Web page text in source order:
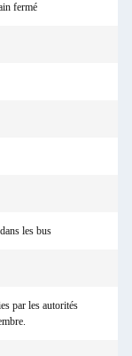
fermé
les bus
par les autorités